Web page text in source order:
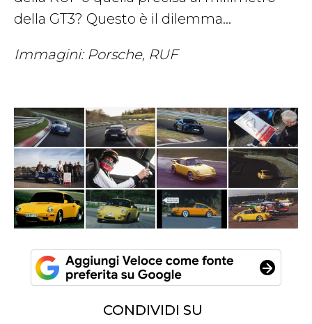
della GT3? Questo è il dilemma…
Immagini: Porsche, RUF
CONDIVIDI SU